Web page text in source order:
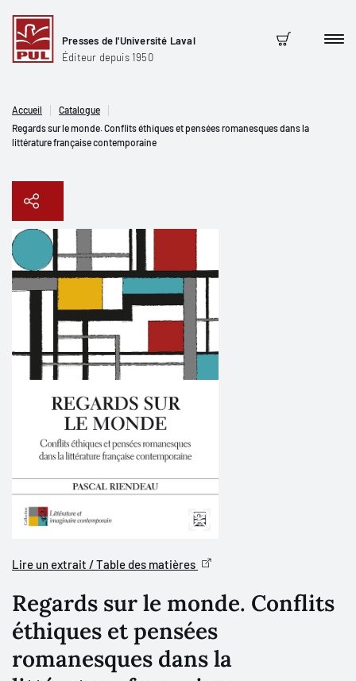
Presses de l'Université Laval
Éditeur depuis 1950
Panier
Accueil
Catalogue
Regards sur le monde. Conflits éthiques et pensées romanesques dans la
littérature française contemporaine
Copier le lien
Lire un extrait / Table des matières
Regards sur le monde. Conflits
éthiques et pensées
romanesques dans la